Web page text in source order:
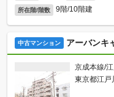
所在階/階数 9階/10階建
中古マンション アーバンキ
京成本線/
東京都江戸